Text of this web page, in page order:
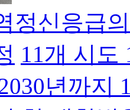
정신응급
11개 시도
년까지